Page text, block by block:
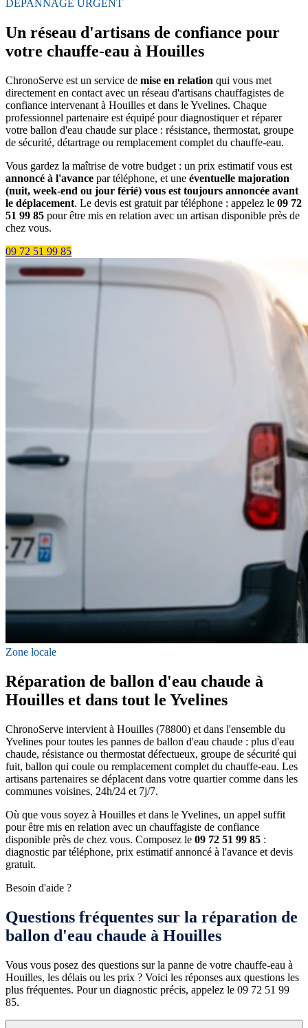
DÉPANNAGE URGENT
Un réseau d'artisans de confiance pour
votre chauffe-eau à Houilles
ChronoServe est un service de mise en relation qui vous met
directement en contact avec un réseau d'artisans chauffagistes de
confiance intervenant à Houilles et dans le Yvelines. Chaque
professionnel partenaire est équipé pour diagnostiquer et réparer
votre ballon d'eau chaude sur place : résistance, thermostat, groupe
de sécurité, détartrage ou remplacement complet du chauffe-eau.
Vous gardez la maîtrise de votre budget : un prix estimatif vous est
annoncé à l'avance par téléphone, et une éventuelle majoration
(nuit, week-end ou jour férié) vous est toujours annoncée avant
le déplacement. Le devis est gratuit par téléphone : appelez le 09 72
51 99 85 pour être mis en relation avec un artisan disponible près de
chez vous.
09 72 51 99 85
Zone locale
Réparation de ballon d'eau chaude à
Houilles et dans tout le Yvelines
ChronoServe intervient à Houilles (78800) et dans l'ensemble du
Yvelines pour toutes les pannes de ballon d'eau chaude : plus d'eau
chaude, résistance ou thermostat défectueux, groupe de sécurité qui
fuit, ballon qui coule ou remplacement complet du chauffe-eau. Les
artisans partenaires se déplacent dans votre quartier comme dans les
communes voisines, 24h/24 et 7j/7.
Où que vous soyez à Houilles et dans le Yvelines, un appel suffit
pour être mis en relation avec un chauffagiste de confiance
disponible près de chez vous. Composez le 09 72 51 99 85 :
diagnostic par téléphone, prix estimatif annoncé à l'avance et devis
gratuit.
Besoin d'aide ?
Questions fréquentes sur la réparation de
ballon d'eau chaude à Houilles
Vous vous posez des questions sur la panne de votre chauffe-eau à
Houilles, les délais ou les prix ? Voici les réponses aux questions les
plus fréquentes. Pour un diagnostic précis, appelez le 09 72 51 99
85.